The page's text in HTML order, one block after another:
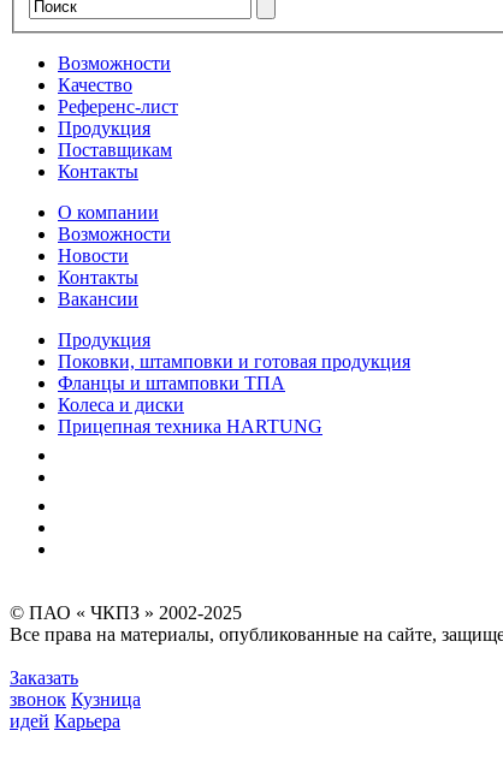
Возможности
Качество
Референс-лист
Продукция
Поставщикам
Контакты
О компании
Возможности
Новости
Контакты
Вакансии
Продукция
Поковки, штамповки и готовая продукция
Фланцы и штамповки ТПА
Колеса и диски
Прицепная техника HARTUNG
© ПАО « ЧКПЗ » 2002-2025
Все права на материалы, опубликованные на сайте,
Заказать
звонок Кузница
идей Карьера